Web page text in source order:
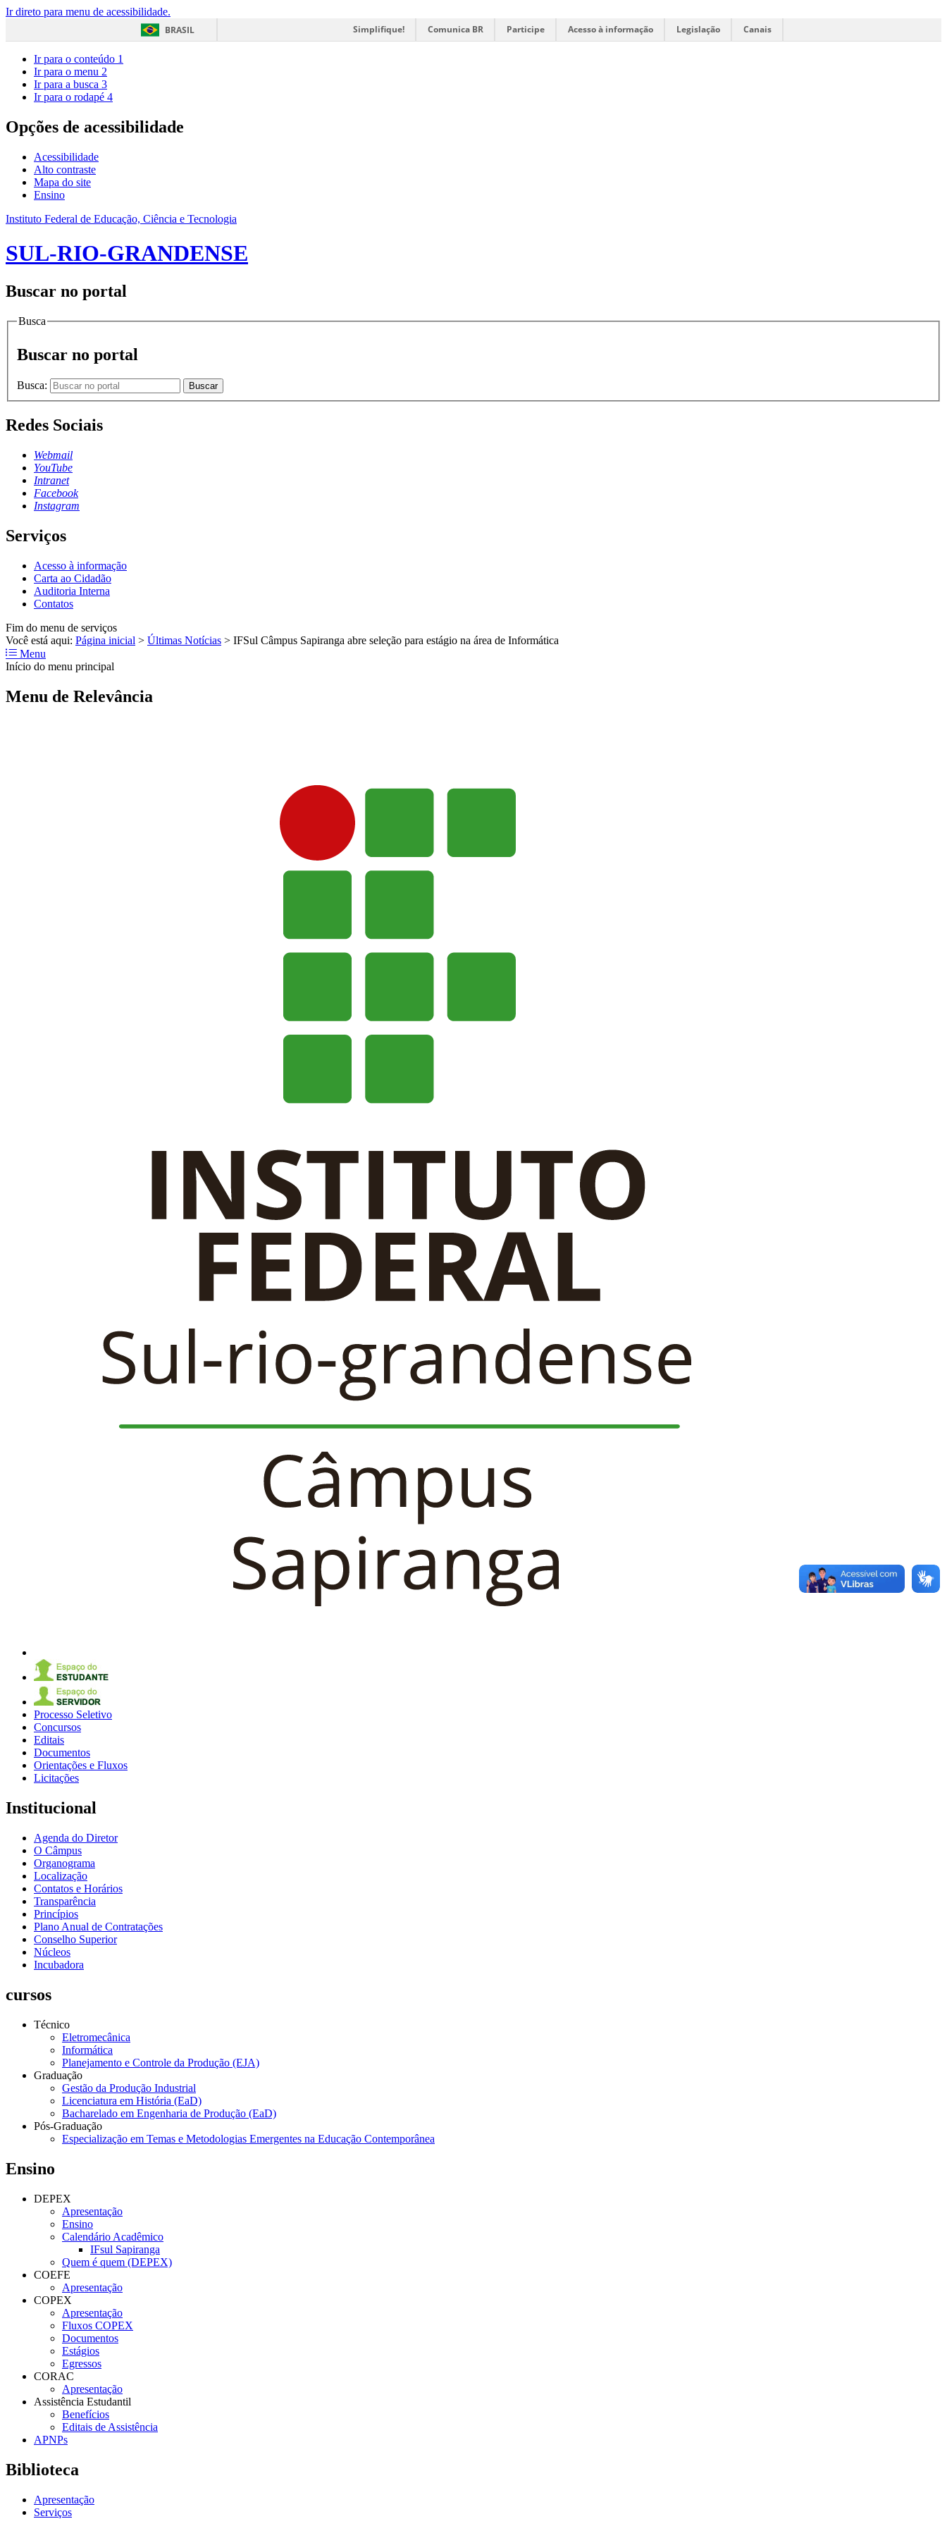
Ir direto para menu de acessibilidade.
BRASIL
Simplifique! Comunica BR Participe Acesso à informação Legislação Canais
Ir para o conteúdo 1
Ir para o menu 2
Ir para a busca 3
Ir para o rodapé 4
Opções de acessibilidade
Acessibilidade
Alto contraste
Mapa do site
Ensino
Instituto Federal de Educação, Ciência e Tecnologia
SUL-RIO-GRANDENSE
Buscar no portal
Busca
Buscar no portal
Busca: Buscar
Redes Sociais
Webmail
YouTube
Intranet
Facebook
Instagram
Serviços
Acesso à informação
Carta ao Cidadão
Auditoria Interna
Contatos
Fim do menu de serviços
Você está aqui: Página inicial > Últimas Notícias > IFSul Câmpus Sapiranga abre seleção para estágio na área de Informática
Menu
Início do menu principal
Menu de Relevância
Processo Seletivo
Concursos
Editais
Documentos
Orientações e Fluxos
Licitações
Institucional
Agenda do Diretor
O Câmpus
Organograma
Localização
Contatos e Horários
Transparência
Princípios
Plano Anual de Contratações
Conselho Superior
Núcleos
Incubadora
cursos
Técnico
Eletromecânica
Informática
Planejamento e Controle da Produção (EJA)
Graduação
Gestão da Produção Industrial
Licenciatura em História (EaD)
Bacharelado em Engenharia de Produção (EaD)
Pós-Graduação
Especialização em Temas e Metodologias Emergentes na Educação Contemporânea
Ensino
DEPEX
Apresentação
Ensino
Calendário Acadêmico
IFsul Sapiranga
Quem é quem (DEPEX)
COEFE
Apresentação
COPEX
Apresentação
Fluxos COPEX
Documentos
Estágios
Egressos
CORAC
Apresentação
Assistência Estudantil
Benefícios
Editais de Assistência
APNPs
Biblioteca
Apresentação
Serviços